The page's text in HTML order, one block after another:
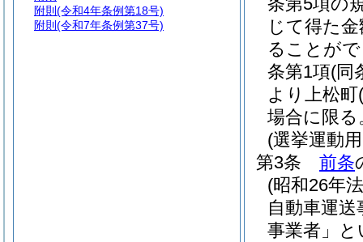
じて得た
ることが
条第1項(同
より上松町
場合に限る
(選挙運動
第3条
前条
(昭和26年
自動車運
事業者」と
附則 (令和4年条例第18号)
附則 (令和7年条例第37号)